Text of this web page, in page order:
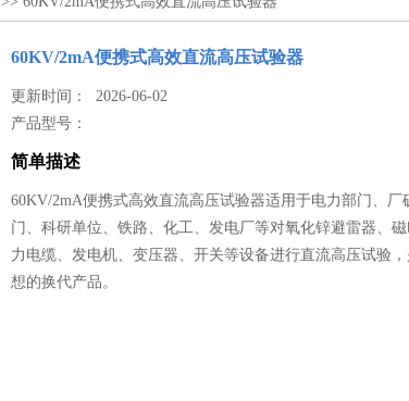
60KV/2mA便携式高效直流高压试验器
更新时间： 2026-06-02
产品型号：
简单描述
60KV/2mA便携式高效直流高压试验器适用于电力部门、厂
门、科研单位、铁路、化工、发电厂等对氧化锌避雷器、
力电缆、发电机、变压器、开关等设备进行直流高压试验
想的换代产品。